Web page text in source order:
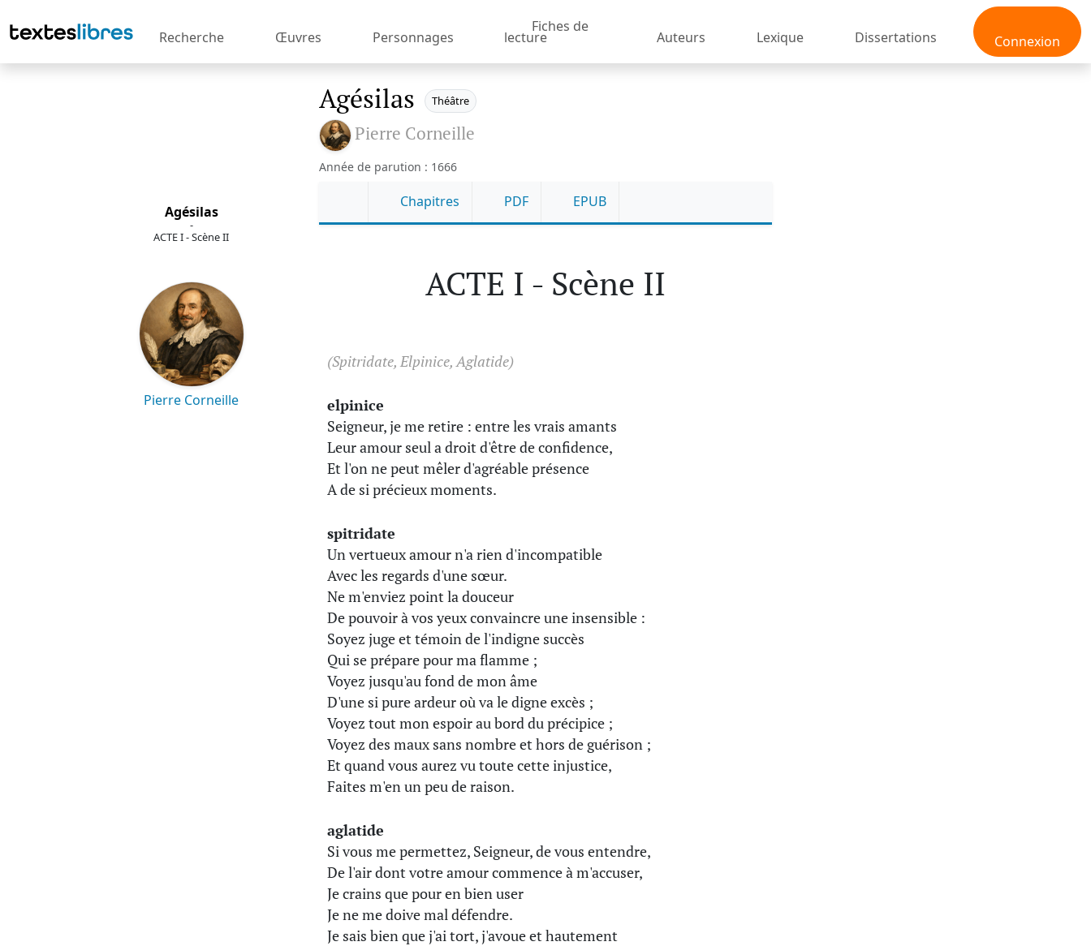
Connexion
Recherche Œuvres Personnages
Fiches de
lecture Auteurs Lexique Dissertations
Agésilas
-
ACTE I - Scène II
Pierre Corneille
Agésilas Théâtre
Pierre Corneille
Année de parution : 1666
Chapitres PDF EPUB
ACTE I - Scène II
(Spitridate, Elpinice, Aglatide)
elpinice
Seigneur, je me retire : entre les vrais amants
Leur amour seul a droit d'être de confidence,
Et l'on ne peut mêler d'agréable présence
A de si précieux moments.
spitridate
Un vertueux amour n'a rien d'incompatible
Avec les regards d'une sœur.
Ne m'enviez point la douceur
De pouvoir à vos yeux convaincre une insensible :
Soyez juge et témoin de l'indigne succès
Qui se prépare pour ma flamme ;
Voyez jusqu'au fond de mon âme
D'une si pure ardeur où va le digne excès ;
Voyez tout mon espoir au bord du précipice ;
Voyez des maux sans nombre et hors de guérison ;
Et quand vous aurez vu toute cette injustice,
Faites m'en un peu de raison.
aglatide
Si vous me permettez, Seigneur, de vous entendre,
De l'air dont votre amour commence à m'accuser,
Je crains que pour en bien user
Je ne me doive mal défendre.
Je sais bien que j'ai tort, j'avoue et hautement